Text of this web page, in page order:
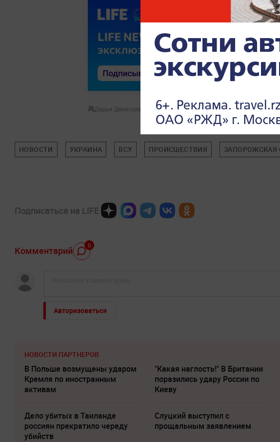
Дарья Денисова
НОВОСТИ УКРАИНА ВСУ ПРОИСШЕСТВИЯ ЗАПОРОЖСКАЯ
Подписаться на LIFE
Комментарий 0
Авторизоваться
НОВОСТИ ПАРТНЕРОВ
В Польше возмущены ударом
Кремля по иностранным
активам
"Какая наглость!" В Британии
поразились удару России по
Киеву
Дело убитых в Таиланде
россиян прекратило череду
убийств
Слуцкий выступил с
прощальным заявлением